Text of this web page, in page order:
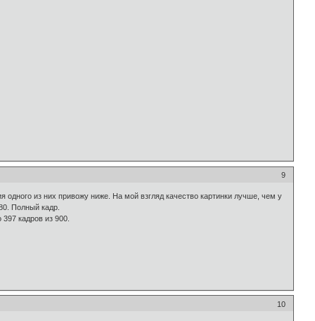
9
из них привожу ниже. На мой взгляд качество картинки лучше, чем у
Полный кадр.
кадров из 900.
10